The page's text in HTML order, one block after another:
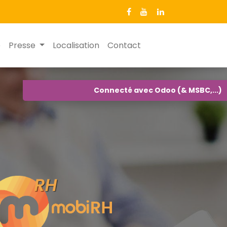
Presse Localisation Contact
Connecté avec Odoo (& MSBC,...)